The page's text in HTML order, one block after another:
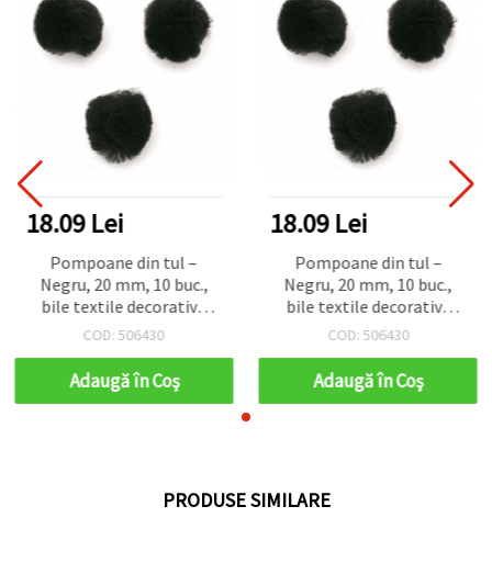
18.09 Lei
Pompoane din tul –
Negru, 20 mm, 10 buc.,
bile textile decorative
pentru scrapbooking,
proiecte DIY
COD: 506430
Adaugă în Coş
18.09 Lei
Pompoane din tul –
Negru, 20 mm, 10 buc.,
bile textile decorative
pentru scrapbooking,
proiecte DIY
COD: 506430
Adaugă în Coş
PRODUSE SIMILARE